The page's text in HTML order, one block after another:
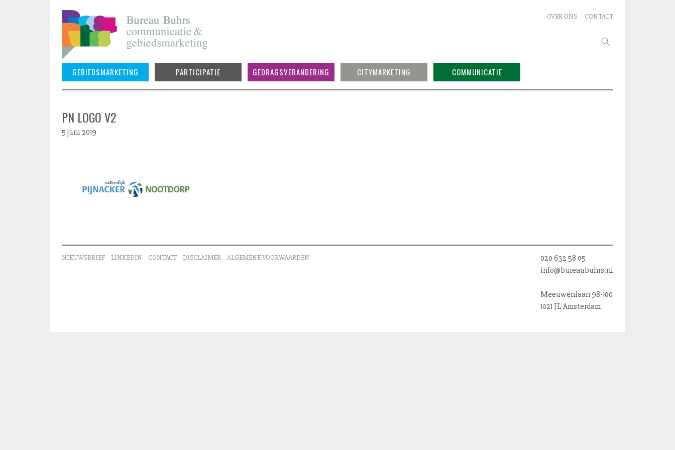
Skip
to
content
OVER ONS CONTACT
GEBIEDSMARKETING PARTICIPATIE GEDRAGSVERANDERING CITYMARKETING COMMUNICATIE
PN LOGO V2
5 juni 2019
020 632 58 05
info@bureaubuhrs.nl
Meeuwenlaan 98-100
1021 JL Amsterdam
NIEUWSBRIEF LINKEDIN CONTACT DISCLAIMER ALGEMENE VOORWAARDEN